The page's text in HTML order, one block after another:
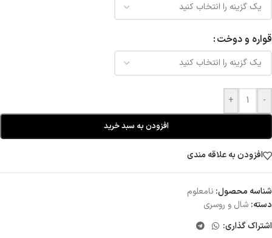
قواره و دوخت
-
+
افزودن به سبد خرید
افزودن به علاقه مندی
شناسه محصول: نامعلوم
دسته: شال و روسری
اشتراک گذاری: